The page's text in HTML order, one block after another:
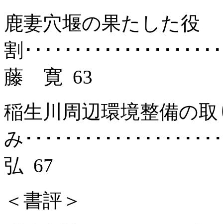
鹿妻穴堰の果たした役
割･･･････････････････
藤
寛 63
稲生川周辺環境整備の
み･･････････････････
弘 67
＜書評＞